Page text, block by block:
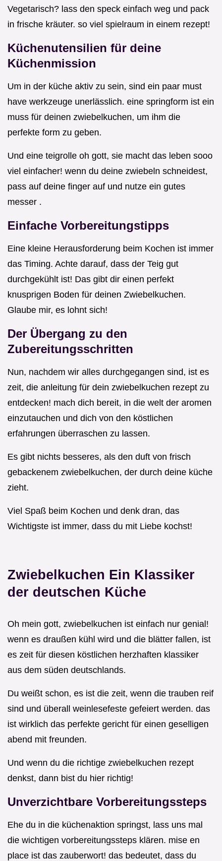
Vegetarisch? lass den speck einfach weg und pack
in frische kräuter. so viel spielraum in einem rezept!
Küchenutensilien für deine
Küchenmission
Um in der küche aktiv zu sein, sind ein paar must
have werkzeuge unerlässlich. eine springform ist ein
muss für deinen zwiebelkuchen, um ihm die
perfekte form zu geben.
Und eine teigrolle oh gott, sie macht das leben sooo
viel einfacher! wenn du deine zwiebeln schneidest,
pass auf deine finger auf und nutze ein gutes
messer .
Einfache Vorbereitungstipps
Eine kleine Herausforderung beim Kochen ist immer
das Timing. Achte darauf, dass der Teig gut
durchgekühlt ist! Das gibt dir einen perfekt
knusprigen Boden für deinen Zwiebelkuchen.
Glaube mir, es lohnt sich!
Der Übergang zu den
Zubereitungsschritten
Nun, nachdem wir alles durchgegangen sind, ist es
zeit, die anleitung für dein zwiebelkuchen rezept zu
entdecken! mach dich bereit, in die welt der aromen
einzutauchen und dich von den köstlichen
erfahrungen überraschen zu lassen.
Es gibt nichts besseres, als den duft von frisch
gebackenem zwiebelkuchen, der durch deine küche
zieht.
Viel Spaß beim Kochen und denk dran, das
Wichtigste ist immer, dass du mit Liebe kochst!
Zwiebelkuchen Ein Klassiker
der deutschen Küche
Oh mein gott, zwiebelkuchen ist einfach nur genial!
wenn es draußen kühl wird und die blätter fallen, ist
es zeit für diesen köstlichen herzhaften klassiker
aus dem süden deutschlands.
Du weißt schon, es ist die zeit, wenn die trauben reif
sind und überall weinlesefeste gefeiert werden. das
ist wirklich das perfekte gericht für einen geselligen
abend mit freunden.
Und wenn du die richtige zwiebelkuchen rezept
denkst, dann bist du hier richtig!
Unverzichtbare Vorbereitungssteps
Ehe du in die küchenaktion springst, lass uns mal
die wichtigen vorbereitungssteps klären. mise en
place ist das zauberwort! das bedeutet, dass du